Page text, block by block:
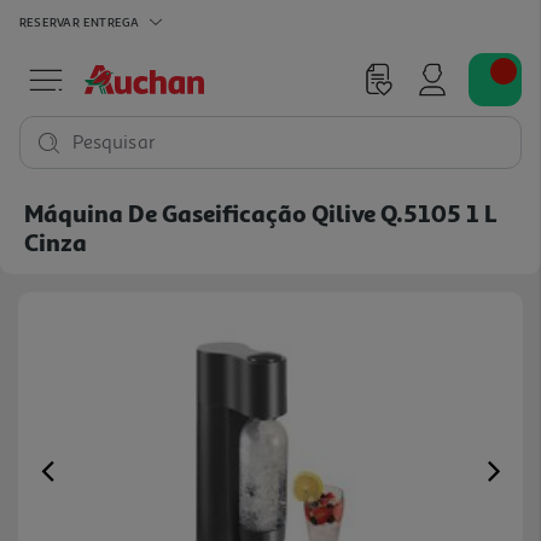
RESERVAR ENTREGA
Pesquisar
Máquina De Gaseificação Qilive Q.5105 1 L
Cinza
Previous